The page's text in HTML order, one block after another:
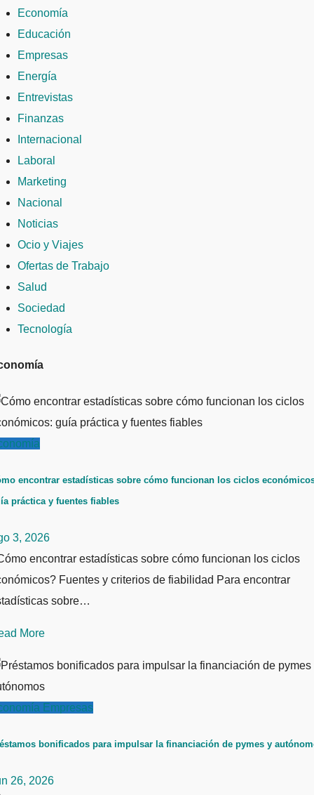
Economía
Educación
Empresas
Energía
Entrevistas
Finanzas
Internacional
Laboral
Marketing
Nacional
Noticias
Ocio y Viajes
Ofertas de Trabajo
Salud
Sociedad
Tecnología
encontrar estadísticas sobre cómo funcionan los ciclos
práctica y fuentes fiables
3, 2026
encontrar estadísticas sobre cómo funcionan los ciclos
Fuentes y criterios de fiabilidad Para encontrar
sobre…
More
Empresas
bonificados para impulsar la financiación de pymes y
26, 2026